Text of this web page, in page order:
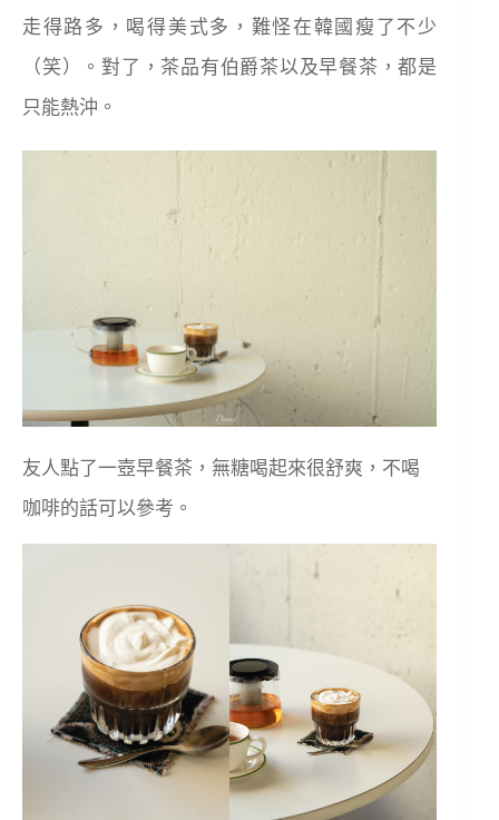
走得路多，喝得美式多，難怪在韓國瘦了不少
（笑）。對了，茶品有伯爵茶以及早餐茶，都是
只能熱沖。
友人點了一壺早餐茶，無糖喝起來很舒爽，不喝
咖啡的話可以參考。